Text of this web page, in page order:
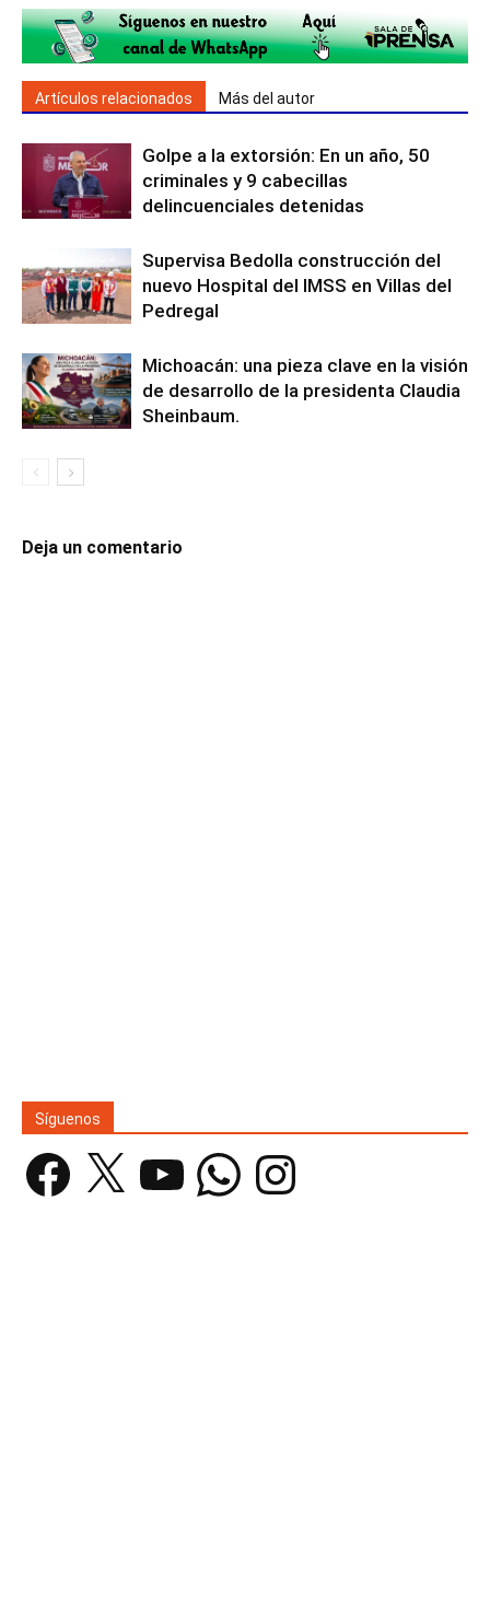
Artículos relacionados Más del autor
Golpe a la extorsión: En un año, 50
criminales y 9 cabecillas
delincuenciales detenidas
Supervisa Bedolla construcción del
nuevo Hospital del IMSS en Villas del
Pedregal
Michoacán: una pieza clave en la visión
de desarrollo de la presidenta Claudia
Sheinbaum.
Deja un comentario
Síguenos
Facebook YouTube WhatsAppInstagram